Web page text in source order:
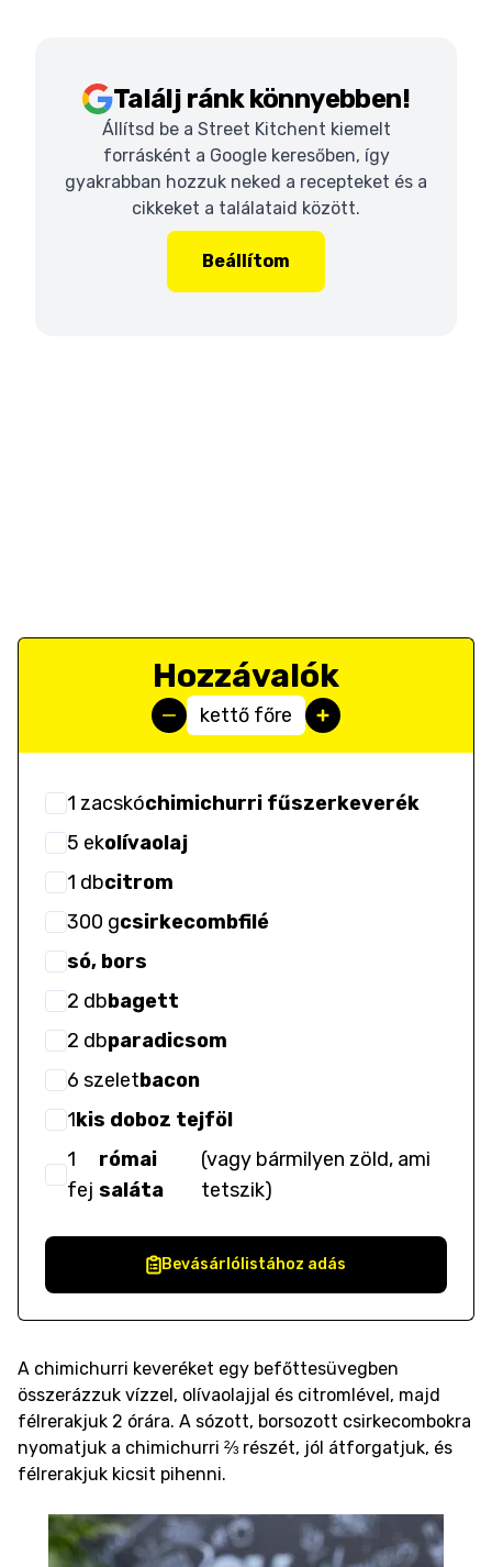
Találj ránk könnyebben!
Állítsd be a Street Kitchent kiemelt
forrásként a Google keresőben, így
gyakrabban hozzuk neked a recepteket és a
cikkeket a találataid között.
Beállítom
Hozzávalók
kettő főre
1 zacskóchimichurri fűszerkeverék
5 ekolívaolaj
1 dbcitrom
300 gcsirkecombfilé
só, bors
2 dbbagett
2 dbparadicsom
6 szeletbacon
1kis doboz tejföl
1
fej
római
saláta
(vagy bármilyen zöld, ami
tetszik)
Bevásárlólistához adás
A chimichurri keveréket egy befőttesüvegben
összerázzuk vízzel, olívaolajjal és citromlével, majd
félrerakjuk 2 órára. A sózott, borsozott csirkecombokra
nyomatjuk a chimichurri ⅔ részét, jól átforgatjuk, és
félrerakjuk kicsit pihenni.